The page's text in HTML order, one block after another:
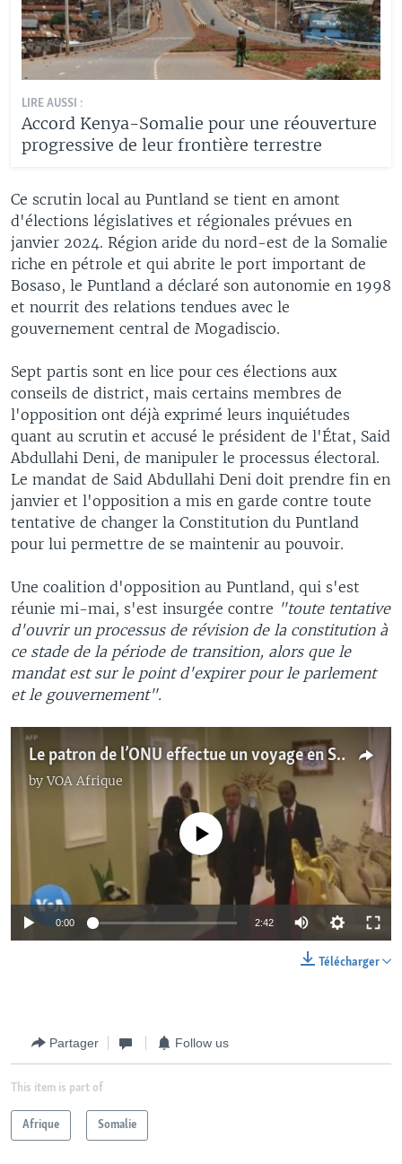
LIRE AUSSI :
Accord Kenya-Somalie pour une réouverture
progressive de leur frontière terrestre
Ce scrutin local au Puntland se tient en amont
d'élections législatives et régionales prévues en
janvier 2024. Région aride du nord-est de la Somalie
riche en pétrole et qui abrite le port important de
Bosaso, le Puntland a déclaré son autonomie en 1998
et nourrit des relations tendues avec le
gouvernement central de Mogadiscio.
Sept partis sont en lice pour ces élections aux
conseils de district, mais certains membres de
l'opposition ont déjà exprimé leurs inquiétudes
quant au scrutin et accusé le président de l'État, Said
Abdullahi Deni, de manipuler le processus électoral.
Le mandat de Said Abdullahi Deni doit prendre fin en
janvier et l'opposition a mis en garde contre toute
tentative de changer la Constitution du Puntland
pour lui permettre de se maintenir au pouvoir.
Une coalition d'opposition au Puntland, qui s'est
réunie mi-mai, s'est insurgée contre "toute tentative
d'ouvrir un processus de révision de la constitution à
ce stade de la période de transition, alors que le
mandat est sur le point d'expirer pour le parlement
et le gouvernement".
Le patron de l’ONU effectue un voyage en Somalie
byVOA Afrique
No media source currently available
0:00 2:42
Télécharger
Partager Follow us
This item is part of
Afrique Somalie